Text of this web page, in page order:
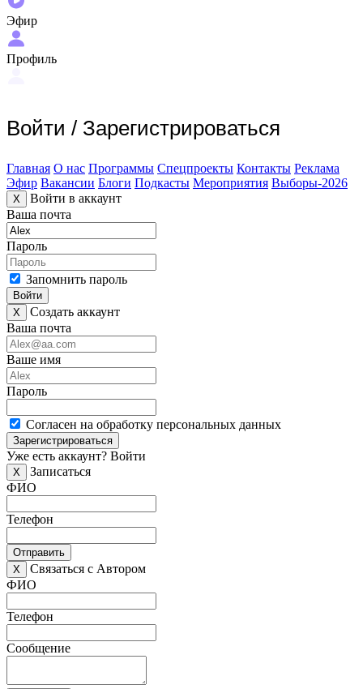
Эфир
Профиль
Войти / Зарегистрироваться
Главная О нас Программы Спецпроекты Контакты Реклама
Эфир Вакансии Блоги Подкасты Мероприятия Выборы-2026
X
Войти в аккаунт
Ваша почта
Пароль
Запомнить пароль
Войти
X
Создать аккаунт
Ваша почта
Ваше имя
Пароль
Согласен на обработку персональных данных
Зарегистрироваться
Уже есть аккаунт? Войти
X
Записаться
ФИО
Телефон
Отправить
X
Связаться с Автором
ФИО
Телефон
Сообщение